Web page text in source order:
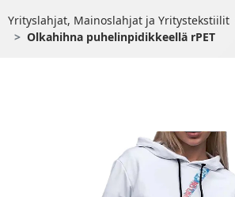
Yrityslahjat, Mainoslahjat ja Yritystekstiilit
Olkahihna puhelinpidikkeellä rPET